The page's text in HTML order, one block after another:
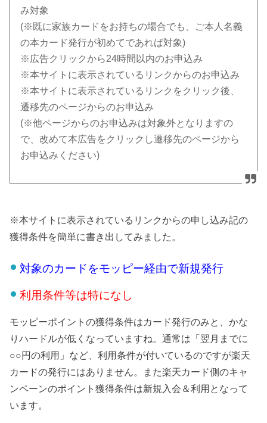
み対象
(※既に家族カードをお持ちの場合でも、ご本人名義
の本カード発行が初めてであれば対象)
※広告クリックから24時間以内のお申込み
※本サイトに表示されているリンクからのお申込み
※本サイトに表示されているリンクをクリック後、
遷移先のページからのお申込み
(※他ページからのお申込みは対象外となりますの
で、改めて本広告をクリックし遷移先のページから
お申込みください)
※本サイトに表示されているリンクからの申し込み記の
獲得条件を簡単に書き出してみました。
対象のカードをモッピー経由で新規発行
利用条件等は特になし
モッピーポイントの獲得条件はカード発行のみと、かな
りハードルが低くなっていますね。通常は「翌月までに
○○円の利用」など、利用条件が付いているのですが楽天
カードの発行にはありません。また楽天カード側のキャ
ンペーンのポイント獲得条件は新規入会＆利用となって
います。